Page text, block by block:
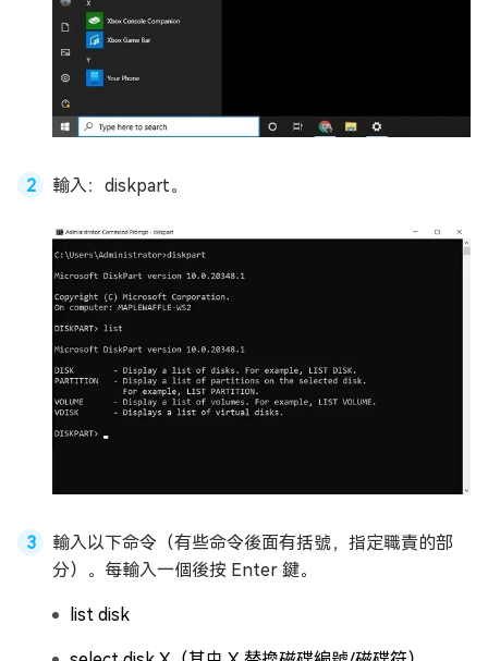
輸入：diskpart。
輸入以下命令（有些命令後面有括號，指定職責的部
分）。每輸入一個後按 Enter 鍵。
list disk